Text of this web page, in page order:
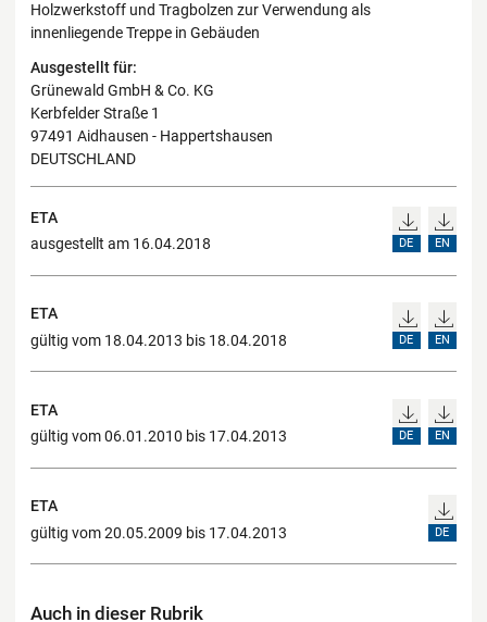
Holzwerkstoff und Tragbolzen zur Verwendung als
innenliegende Treppe in Gebäuden
Ausgestellt für:
Grünewald GmbH & Co. KG
Kerbfelder Straße 1
97491 Aidhausen - Happertshausen
DEUTSCHLAND
ETA
ausgestellt am 16.04.2018
DE EN
ETA
gültig vom 18.04.2013 bis 18.04.2018
DE EN
ETA
gültig vom 06.01.2010 bis 17.04.2013
DE EN
ETA
gültig vom 20.05.2009 bis 17.04.2013
DE
Auch in dieser Rubrik